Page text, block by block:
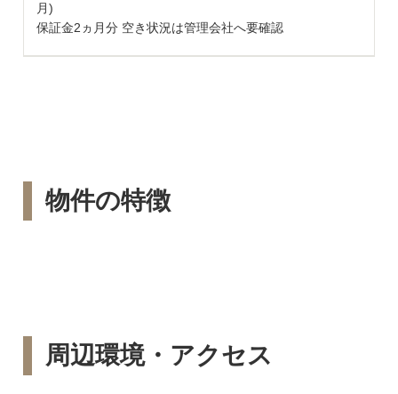
月)
保証金2ヵ月分 空き状況は管理会社へ要確認
物件の特徴
周辺環境・アクセス